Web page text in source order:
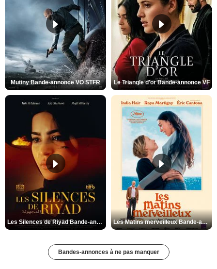
Mutiny Bande-annonce VO STFR Le Triangle d'or Bande-annonce VF
Les Silences de Riyad Bande-annonce VO STFR Les Matins merveilleux Bande-annonce VF
Bandes-annonces à ne pas manquer